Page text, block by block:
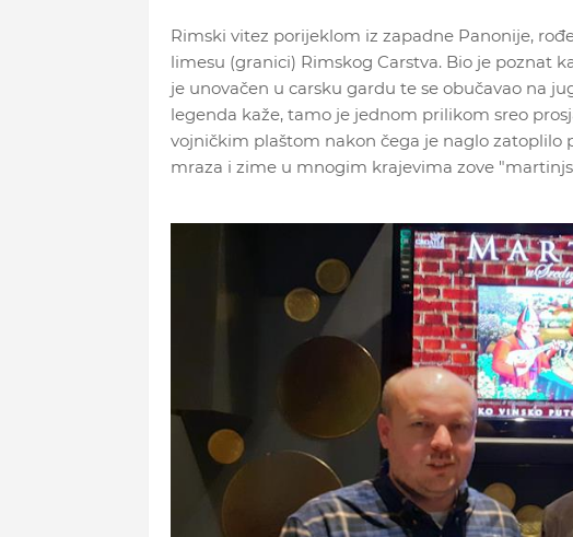
Rimski vitez porijeklom iz zapadne Panonije,
limesu (granici) Rimskog Carstva. Bio je poznat
je unovačen u carsku gardu te se obučavao na
legenda kaže, tamo je jednom prilikom sreo
vojničkim plaštom nakon čega je naglo zatoplilo
mraza i zime u mnogim krajevima zove